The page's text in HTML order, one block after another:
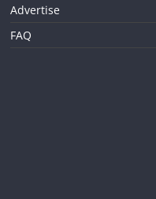
Advertise
FAQ